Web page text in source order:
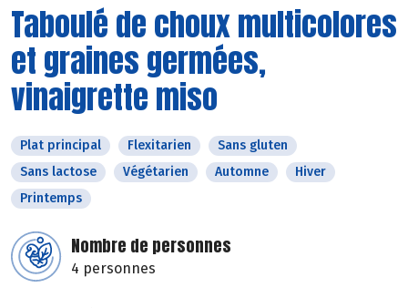
Taboulé de choux multicolores
et graines germées,
vinaigrette miso
Plat principal Flexitarien
Sans gluten
Sans lactose
Végétarien Automne
Hiver
Printemps
Nombre de personnes
4 personnes